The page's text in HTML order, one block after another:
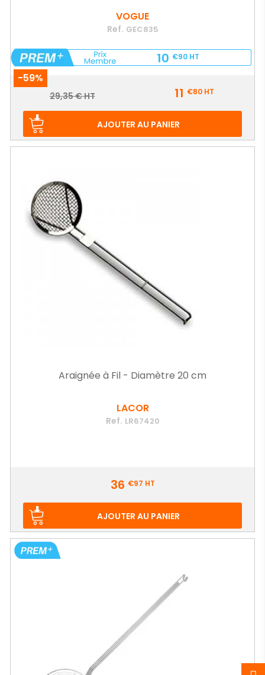
VOGUE
Ref. GEC835
10 €90 HT
-59%
Prix
Prix
29,35 € HT 11 €80HT
AJOUTER AU PANIER
Araignée à Fil - Diamètre 20 cm
LACOR
Ref. LR67420
36 €97 HT
AJOUTER AU PANIER